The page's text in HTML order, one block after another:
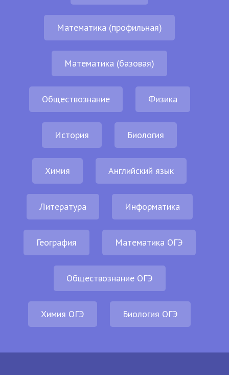
Математика (профильная)
Математика (базовая)
Обществознание Физика
История Биология
Химия Английский язык
Литература Информатика
География Математика ОГЭ
Обществознание ОГЭ
Химия ОГЭ Биология ОГЭ